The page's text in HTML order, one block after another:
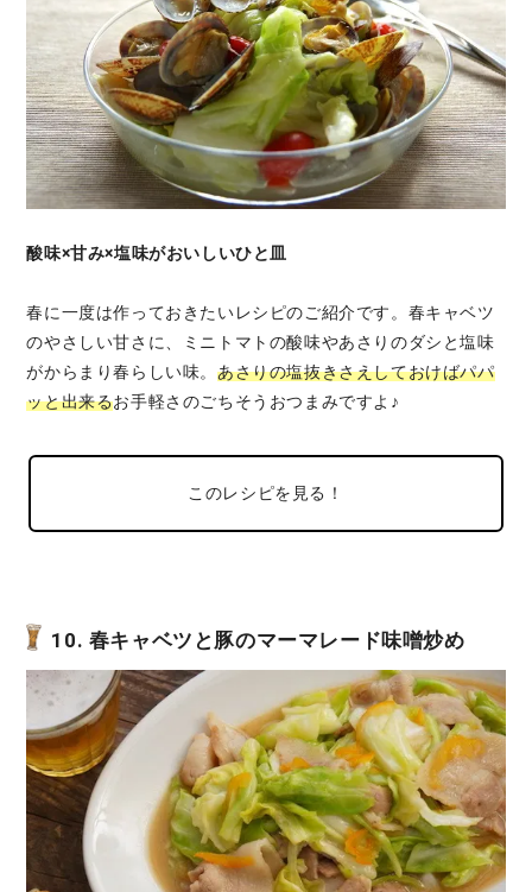
酸味×甘み×塩味がおいしいひと皿
春に一度は作っておきたいレシピのご紹介です。春キャベツ
のやさしい甘さに、ミニトマトの酸味やあさりのダシと塩味
がからまり春らしい味。 あさりの塩抜きさえしておけばパパ
ッと出来るお手軽さのごちそうおつまみですよ♪
このレシピを見る！
10. 春キャベツと豚のマーマレード味噌炒め